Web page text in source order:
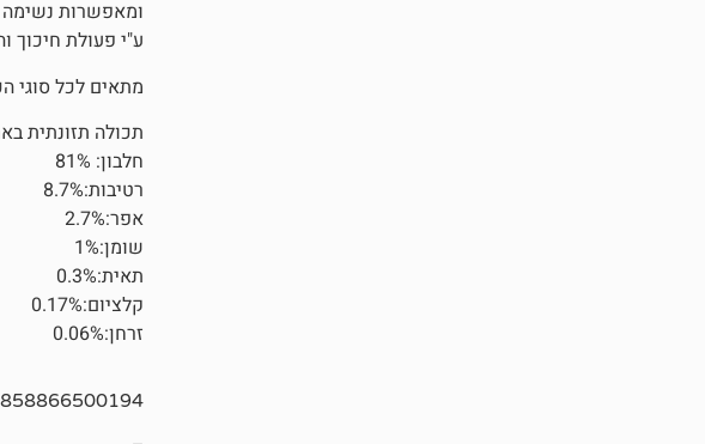
ע"י פעולת חיכוך
מתאים לכל סוגי
תכולה תזונתית
חלבון: 81%
רטיבות:8.7%
אפר:2.7%
שומן:1%
תאית:0.3%
קלציום:0.17%
זרחן:0.06%